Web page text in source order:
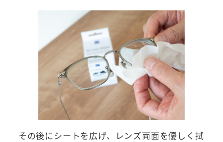
その後にシートを広げ、レンズ両面を優しく拭